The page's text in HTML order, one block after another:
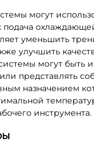
могут
подача
уменьшить
улучшить
могут быть
представлять
назначением
инструмента.